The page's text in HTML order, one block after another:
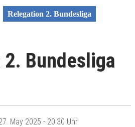
Relegation 2. Bundesliga
Bundesliga
May 2025 - 20:30 Uhr